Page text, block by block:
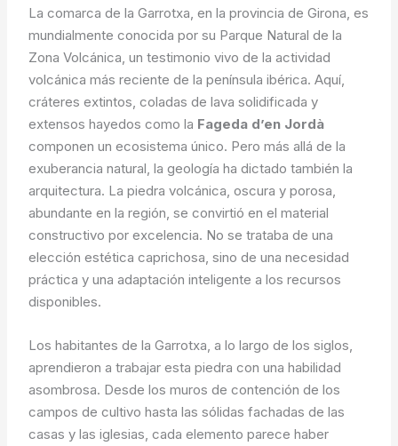
La comarca de la Garrotxa, en la provincia de Girona, es
mundialmente conocida por su Parque Natural de la
Zona Volcánica, un testimonio vivo de la actividad
volcánica más reciente de la península ibérica. Aquí,
cráteres extintos, coladas de lava solidificada y
extensos hayedos como la Fageda d’en Jordà
componen un ecosistema único. Pero más allá de la
exuberancia natural, la geología ha dictado también la
arquitectura. La piedra volcánica, oscura y porosa,
abundante en la región, se convirtió en el material
constructivo por excelencia. No se trataba de una
elección estética caprichosa, sino de una necesidad
práctica y una adaptación inteligente a los recursos
disponibles.
Los habitantes de la Garrotxa, a lo largo de los siglos,
aprendieron a trabajar esta piedra con una habilidad
asombrosa. Desde los muros de contención de los
campos de cultivo hasta las sólidas fachadas de las
casas y las iglesias, cada elemento parece haber